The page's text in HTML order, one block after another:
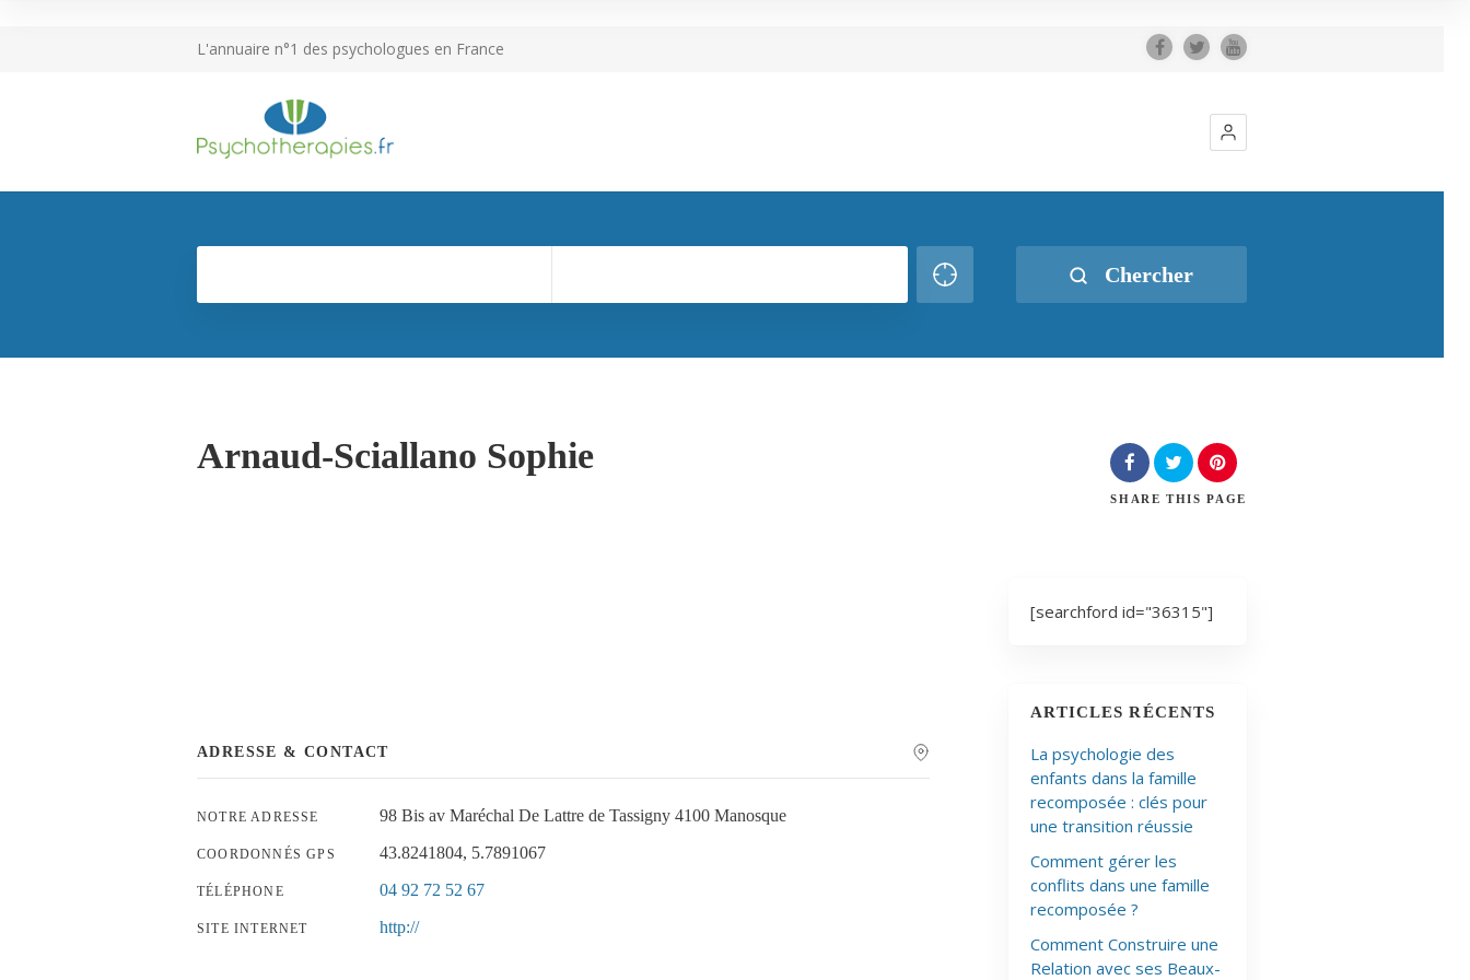
L'annuaire n°1 des psychologues en France
Chercher
Arnaud-Sciallano Sophie
SHARE THIS PAGE
ADRESSE & CONTACT
NOTRE ADRESSE 98 Bis av Maréchal De Lattre de Tassigny 4100 Manosque
COORDONNÉS GPS 43.8241804, 5.7891067
TÉLÉPHONE 04 92 72 52 67
SITE INTERNET http://
[searchford id="36315"]
ARTICLES RÉCENTS
La psychologie des
enfants dans la famille
recomposée : clés pour
une transition réussie
Comment gérer les
conflits dans une famille
recomposée ?
Comment Construire une
Relation avec ses Beaux-